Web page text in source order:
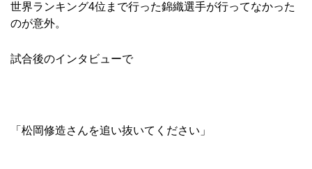
世界ランキング4位まで行った錦織選手が行ってなかった
のが意外。
試合後のインタビューで
「松岡修造さんを追い抜いてください」